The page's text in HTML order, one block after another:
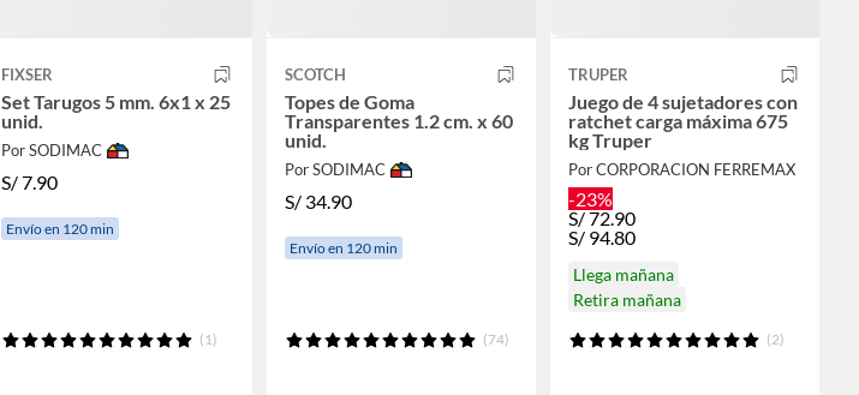
FIXSER
Set Tarugos 5 mm. 6x1 x 25
unid.
Por SODIMAC
S/7.90
Envío en 120 min
(1)
SCOTCH
Topes de Goma
Transparentes 1.2 cm. x 60
unid.
Por SODIMAC
S/ 34.90
Envío en 120 min
(74)
TRUPER
Juego de 4 sujetadores con
ratchet carga máxima 675
kg Truper
Por CORPORACION FERREMAX
-23%
S/72.90
S/ 94.80
Llega mañana
Retira mañana
(2)